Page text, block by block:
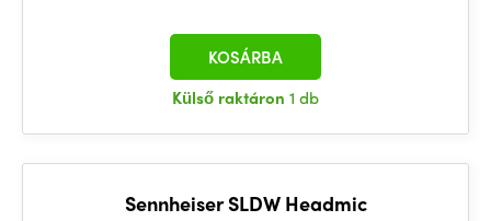
Külső raktáron 1 db
KOSÁRBA
Sennheiser SLDW Headmic